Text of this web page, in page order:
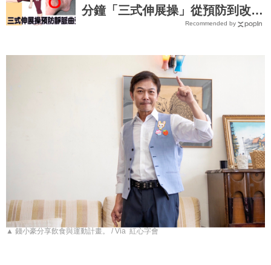
分鐘「三式伸展操」從預防到改善
一手包辦｜每日健康 Health
Recommended by
▲ 錢小豪分享飲食與運動計畫。 / Via 紅心字會